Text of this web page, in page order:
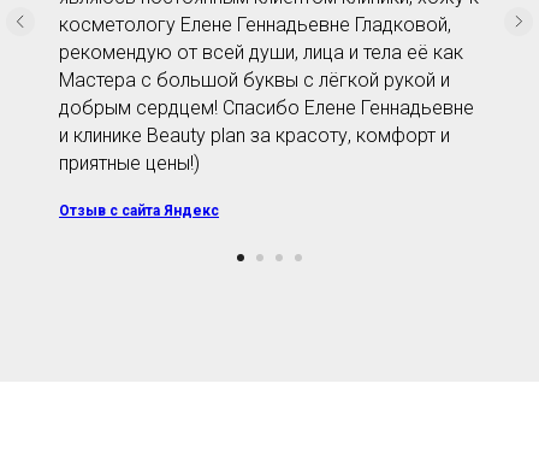
косметологу Елене Геннадьевне Гладковой,
рекомендую от всей души, лица и тела её как
Мастера с большой буквы с лёгкой рукой и
добрым сердцем! Спасибо Елене Геннадьевне
и клинике Beauty plan за красоту, комфорт и
приятные цены!)
Отзыв с сайта Яндекс